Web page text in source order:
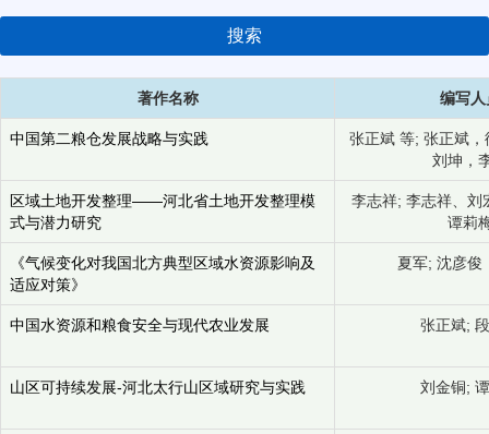
搜索
著作名称 编写人
中国第二粮仓发展战略与实践
张正斌 等; 张正斌
刘坤，
区域土地开发整理——河北省土地开发整理模
式与潜力研究
李志祥; 李志祥、刘
谭莉
《气候变化对我国北方典型区域水资源影响及
适应对策》
夏军; 沈彦俊
中国水资源和粮食安全与现代农业发展 张正斌;
山区可持续发展-河北太行山区域研究与实践 刘金铜;